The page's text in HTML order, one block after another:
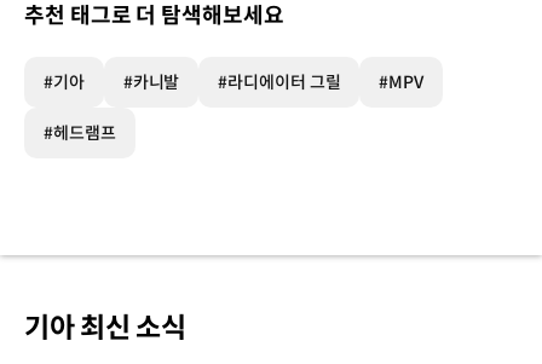
추천 태그로 더 탐색해보세요
#기아 #카니발 #라디에이터 그릴 #MPV
#헤드램프
기아 최신 소식